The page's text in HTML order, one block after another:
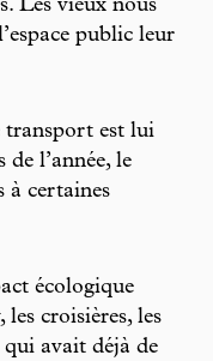
Les vieux nous
public leur
transport est lui
de l’année, le
à certaines
écologique
, les croisières, les
qui avait déjà de